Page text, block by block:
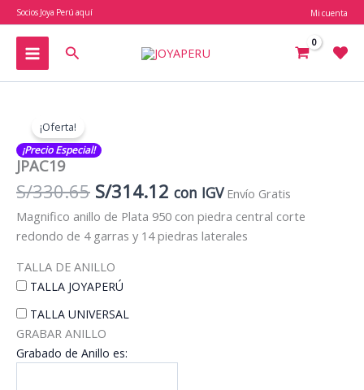
al
contenido
Socios Joya Perú aquí Mi cuenta
Buscar
¡Oferta!
¡Precio Especial!
JPAC19
S/330.65 El
precio
original
era:
S/330.65.
S/314.12 El
precio
actual
con IGV Envío Gratis
Magnifico anillo de Plata 950 con piedra central corte
redondo de 4 garras y 14 piedras laterales
TALLA DE ANILLO
TALLA JOYAPERÚ
TALLA UNIVERSAL
GRABAR ANILLO
Grabado de Anillo es: